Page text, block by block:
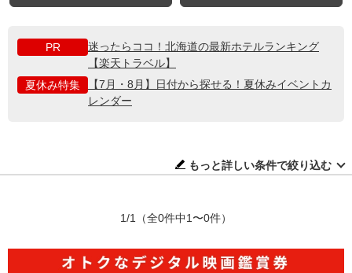
PR
迷ったらココ！北海道の最新ホテルランキング
【楽天トラベル】
夏休み特集
【7月・8月】日付から探せる！夏休みイベントカ
レンダー
もっと詳しい条件で絞り込む
1/1 （全0件中1〜0件）